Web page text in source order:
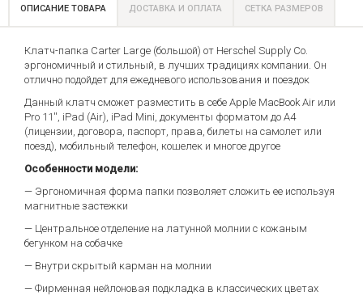
ОПИСАНИЕ ТОВАРА ДОСТАВКА И ОПЛАТА СЕТКА РАЗМЕРОВ
Клатч-папка Carter Large (большой) от Herschel Supply Co.
эргономичный и стильный, в лучших традициях компании. Он
отлично подойдет для ежедневого использования и поездок
Данный клатч сможет разместить в себе Apple MacBook Air или
Pro 11'', iPad (Air), iPad Mini, документы форматом до А4
(лицензии, договора, паспорт, права, билеты на самолет или
поезд), мобильный телефон, кошелек и многое другое
Особенности модели:
— Эргономичная форма папки позволяет сложить ее используя
магнитные застежки
— Центральное отделение на латунной молнии с кожаным
бегунком на собачке
— Внутри скрытый карман на молнии
— Фирменная нейлоновая подкладка в классических цветах